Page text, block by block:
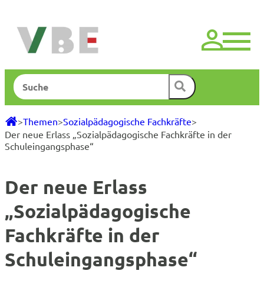
springen
Suchen
>Themen>Sozialpädagogische Fachkräfte>
Der neue Erlass „Sozialpädagogische Fachkräfte in der
Schuleingangsphase“
Der neue Erlass
„Sozialpädagogische
Fachkräfte in der
Schuleingangsphase“